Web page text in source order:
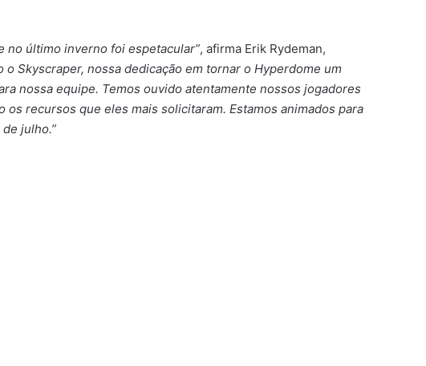
no último inverno foi espetacular”, afirma Erik Rydeman,
o Skyscraper, nossa dedicação em tornar o Hyperdome um
nossa equipe. Temos ouvido atentamente nossos jogadores
recursos que eles mais solicitaram. Estamos animados para
julho.”